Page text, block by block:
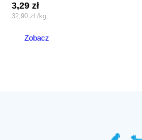
3,29zł
32,90zł /kg
Zobacz